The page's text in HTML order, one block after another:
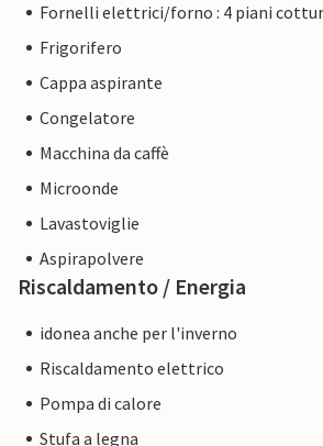
Fornelli elettrici/forno : 4 piani
Frigorifero
Cappa aspirante
Congelatore
Macchina da caffè
Microonde
Lavastoviglie
Aspirapolvere
Riscaldamento / Energia
idonea anche per l'inverno
Riscaldamento elettrico
Pompa di calore
Stufa a legna